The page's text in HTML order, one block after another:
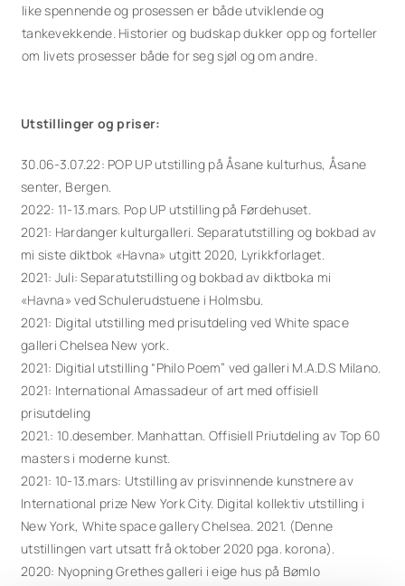
like spennende og prosessen er både utviklende og
tankevekkende. Historier og budskap dukker opp og forteller
om livets prosesser både for seg sjøl og om andre.
Utstillinger og priser:
30.06-3.07.22: POP UP utstilling på Åsane kulturhus, Åsane
senter, Bergen.
2022: 11-13.mars. Pop UP utstilling på Førdehuset.
2021: Hardanger kulturgalleri. Separatutstilling og bokbad av
mi siste diktbok «Havna» utgitt 2020, Lyrikkforlaget.
2021: Juli: Separatutstilling og bokbad av diktboka mi
«Havna» ved Schulerudstuene i Holmsbu.
2021: Digital utstilling med prisutdeling ved White space
galleri Chelsea New york.
2021: Digitial utstilling “Philo Poem” ved galleri M.A.D.S Milano.
2021: International Amassadeur of art med offisiell
prisutdeling
2021.: 10.desember. Manhattan. Offisiell Priutdeling av Top 60
masters i moderne kunst.
2021: 10-13.mars: Utstilling av prisvinnende kunstnere av
International prize New York City. Digital kollektiv utstilling i
New York, White space gallery Chelsea. 2021. (Denne
utstillingen vart utsatt frå oktober 2020 pga. korona).
2020: Nyopning Grethes galleri i eige hus på Bømlo